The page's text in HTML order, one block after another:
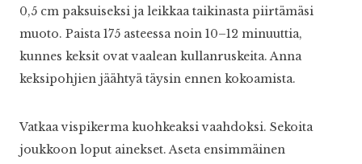
0,5 cm paksuiseksi ja leikkaa taikinasta piirtämäsi
muoto. Paista 175 asteessa noin 10–12 minuuttia,
kunnes keksit ovat vaalean kullanruskeita. Anna
keksipohjien jäähtyä täysin ennen kokoamista.
Vatkaa vispikerma kuohkeaksi vaahdoksi. Sekoita
joukkoon loput ainekset. Aseta ensimmäinen